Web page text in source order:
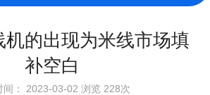
机的出现为米线市场填
补空白
间： 2023-03-02 浏览 228次